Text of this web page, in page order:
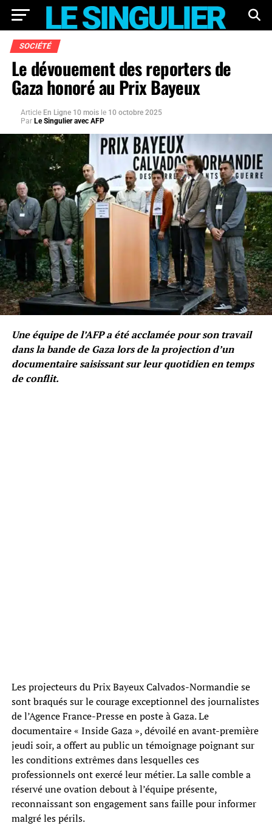
SOCIÉTÉ
Le dévouement des reporters de
Gaza honoré au Prix Bayeux
Article En Ligne 10 mois le 10 octobre 2025
Par Le Singulier avec AFP
Une équipe de l’AFP a été acclamée pour son travail
dans la bande de Gaza lors de la projection d’un
documentaire saisissant sur leur quotidien en temps
de conflit.
Les projecteurs du Prix Bayeux Calvados-Normandie se
sont braqués sur le courage exceptionnel des journalistes
de l’Agence France-Presse en poste à Gaza. Le
documentaire « Inside Gaza », dévoilé en avant-première
jeudi soir, a offert au public un témoignage poignant sur
les conditions extrêmes dans lesquelles ces
professionnels ont exercé leur métier. La salle comble a
réservé une ovation debout à l’équipe présente,
reconnaissant son engagement sans faille pour informer
malgré les périls.